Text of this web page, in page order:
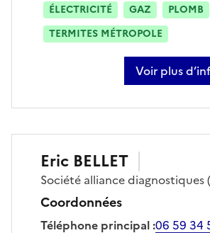
ÉLECTRICITÉ
GAZ
PLOMB
TERMITES MÉTROPOLE
Voir plus
sur
Eric BELLET
Société alliance diagnostiques
Coordonnées
Téléphone principal:06 59 34